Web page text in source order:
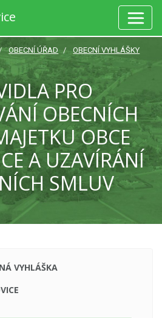
OBECNÍ ÚŘAD OBECNÍ VYHLÁŠKY
PRO
OBECNÍCH
OBCE
A UZAVÍRÁNÍ
SMLUV
VYHLÁŠKA